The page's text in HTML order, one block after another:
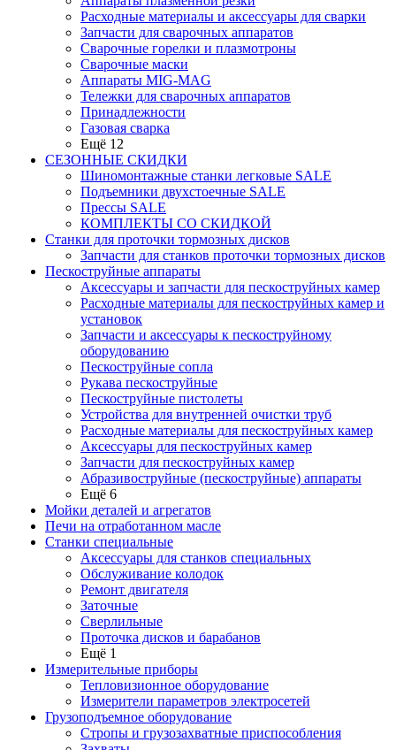
Расходные материалы и аксессуары для сварки
Запчасти для сварочных аппаратов
Сварочные горелки и плазмотроны
Сварочные маски
Аппараты MIG-MAG
Тележки для сварочных аппаратов
Принадлежности
Газовая сварка
Ещё 12
СЕЗОННЫЕ СКИДКИ
Шиномонтажные станки легковые SALE
Подъемники двухстоечные SALE
Прессы SALE
КОМПЛЕКТЫ СО СКИДКОЙ
Станки для проточки тормозных дисков
Запчасти для станков проточки тормозных дисков
Пескоструйные аппараты
Аксессуары и запчасти для пескоструйных камер
Расходные материалы для пескоструйных камер и
установок
Запчасти и аксессуары к пескоструйному
оборудованию
Пескоструйные сопла
Рукава пескоструйные
Пескоструйные пистолеты
Устройства для внутренней очистки труб
Расходные материалы для пескоструйных камер
Аксессуары для пескоструйных камер
Запчасти для пескоструйных камер
Абразивоструйные (пескоструйные) аппараты
Ещё 6
Мойки деталей и агрегатов
Печи на отработанном масле
Станки специальные
Аксессуары для станков специальных
Обслуживание колодок
Ремонт двигателя
Заточные
Сверлильные
Проточка дисков и барабанов
Ещё 1
Измерительные приборы
Тепловизионное оборудование
Измерители параметров электросетей
Грузоподъемное оборудование
Стропы и грузозахватные приспособления